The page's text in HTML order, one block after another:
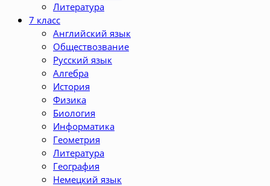
Литература
7 класс
Английский язык
Обществозвание
Русский язык
Алгебра
История
Физика
Биология
Информатика
Геометрия
Литература
География
Немецкий язык